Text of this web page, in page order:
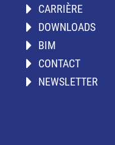
CARRIÈRE
DOWNLOADS
BIM
CONTACT
NEWSLETTER